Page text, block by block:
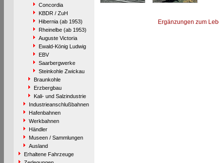
Concordia
KBDR / ZuH
Hibernia (ab 1953)
Rheinelbe (ab 1953)
Auguste Victoria
Ewald-König Ludwig
EBV
Saarbergwerke
Steinkohle Zwickau
Braunkohle
Erzbergbau
Kali- und Salzindustrie
Industrieanschlußbahnen
Hafenbahnen
Werkbahnen
Händler
Museen / Sammlungen
Ausland
Erhaltene Fahrzeuge
Ergänzungen zum